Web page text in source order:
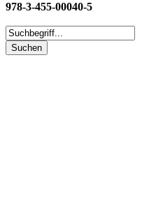
978-3-455-00040-5